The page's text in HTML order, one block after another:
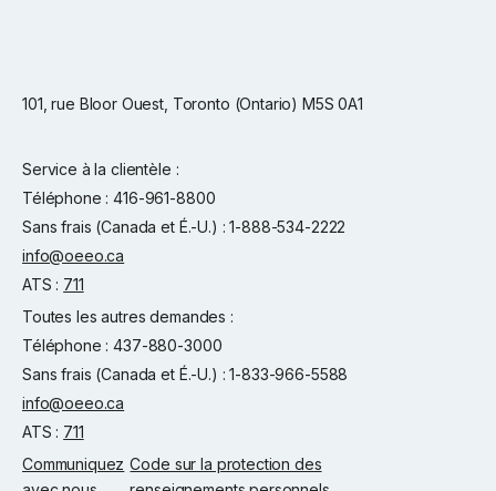
101, rue Bloor Ouest, Toronto (Ontario) M5S 0A1
Service à la clientèle :
Téléphone : 416-961-8800
Sans frais (Canada et É.-U.) : 1-888-534-2222
info@oeeo.ca
ATS : 711
Toutes les autres demandes :
Téléphone : 437-880-3000
Sans frais (Canada et É.-U.) : 1-833-966-5588
info@oeeo.ca
ATS : 711
Communiquez Code sur la protection des